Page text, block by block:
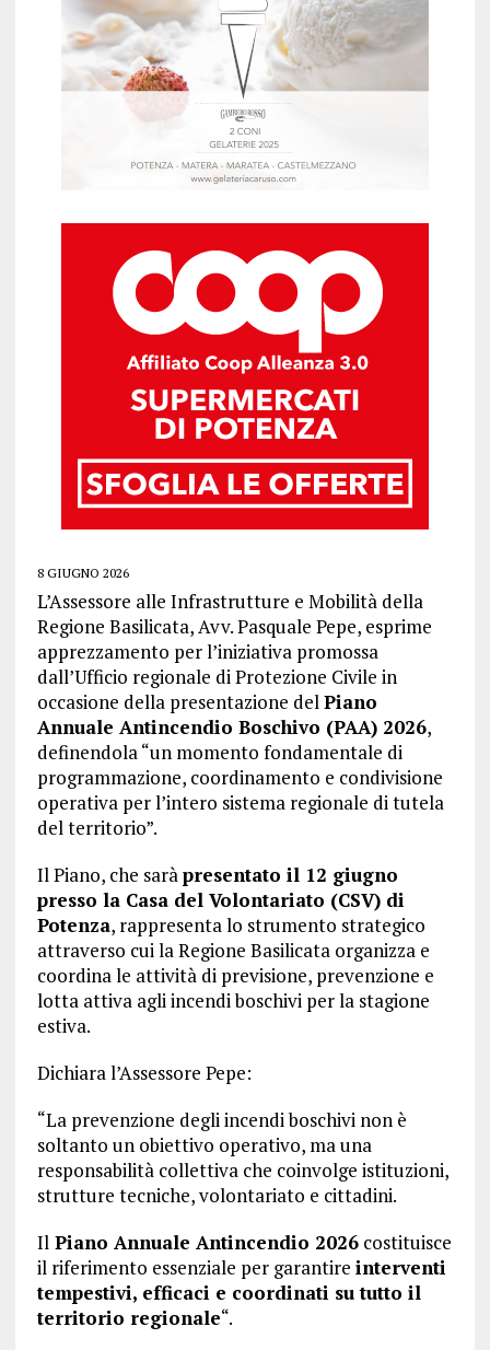
8 GIUGNO 2026
L’Assessore alle Infrastrutture e Mobilità della
Regione Basilicata, Avv. Pasquale Pepe, esprime
apprezzamento per l’iniziativa promossa
dall’Ufficio regionale di Protezione Civile in
occasione della presentazione delPiano
Annuale Antincendio Boschivo (PAA) 2026,
definendola “un momento fondamentale di
programmazione, coordinamento e condivisione
operativa per l’intero sistema regionale di tutela
del territorio”.
Il Piano, che saràpresentato il 12 giugno
presso la Casa del Volontariato (CSV) di
Potenza, rappresenta lo strumento strategico
attraverso cui la Regione Basilicata organizza e
coordina le attività di previsione, prevenzione e
lotta attiva agli incendi boschivi per la stagione
estiva.
Dichiara l’Assessore Pepe:
“La prevenzione degli incendi boschivi non è
soltanto un obiettivo operativo, ma una
responsabilità collettiva che coinvolge istituzioni,
strutture tecniche, volontariato e cittadini.
IlPiano Annuale Antincendio 2026costituisce
il riferimento essenziale per garantire interventi
tempestivi, efficaci e coordinati su tutto il
territorio regionale“.